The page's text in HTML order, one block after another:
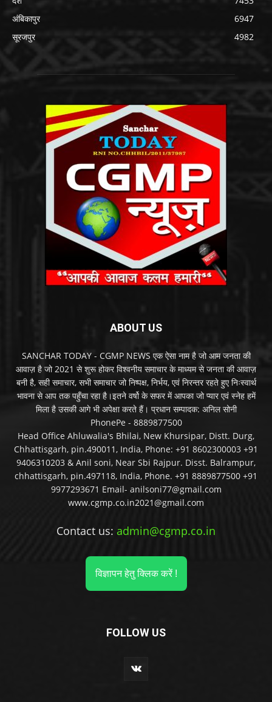
अंबिकापुर
6947
सूरजपुर
4982
ABOUT US
SANCHAR TODAY - CGMP NEWS एक ऐसा नाम है जो आम जनता की
आवाज़ है जो 2021 से शुरू होकर विश्वनीय समाचार के माध्यम से जनता की आवाज़
बनी है, सही समाचार, सभी समाचार जो निष्पक्ष, निर्भय, एवं निरन्तर रहते हुए निःस्वार्थ
भावना से आप तक पहुँचा रहा है।इतने वर्षो के सफर में आपका जो प्यार एवं स्नेह हमें
मिला है उसकी आगे भी अपेक्षा करते हैं। प्रधान सम्पादक: अनिल सोनी
PhonePe - 8889877500
Head Office Ahluwalia's Bhilai, New Khursipar, Distt. Durg,
Chhattisgarh, pin.490011, India, Phone: +91 8602300003 +91
9406310203 & Anil soni, Near Sbi Rajpur. Disst. Balrampur,
chhattisgarh, pin.497118, India, Phone. +91 8889877500 +91
9977293671 Email- anilsoni77@gmail.com
www.cgmp.co.in2021@gmail.com
Contact us: admin@cgmp.co.in
विज्ञापन हेतु क्लिक करें !
FOLLOW US